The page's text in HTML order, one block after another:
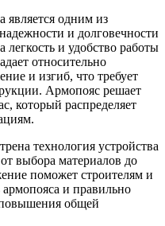
является одним из
и долговечности
легкость и удобство работы
относительно
и изгиб, что требует
Армопояс решает
который распределяет
технология устройства
выбора материалов до
поможет строителям и
и правильно
повышения общей